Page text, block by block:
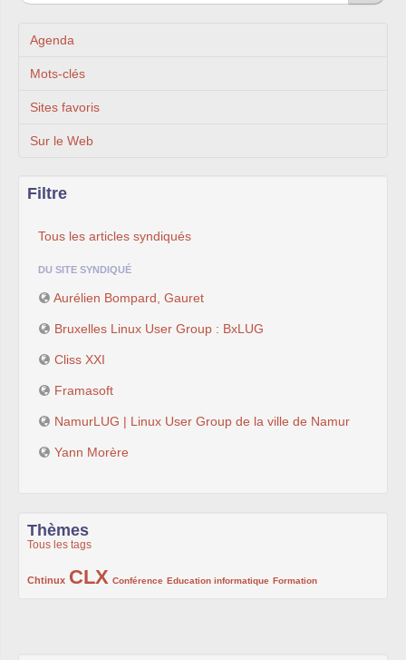
Agenda
Mots-clés
Sites favoris
Sur le Web
Filtre
Tous les articles syndiqués
DU SITE SYNDIQUÉ
Aurélien Bompard, Gauret
Bruxelles Linux User Group : BxLUG
Cliss XXI
Framasoft
NamurLUG | Linux User Group de la ville de Namur
Yann Morère
Thèmes
Tous les tags
Chtinux
222/1002CLX
1002/1002 Conférence
132/1002 Education informatique
119/1002 Formation
168/1002